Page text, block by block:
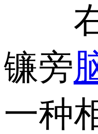
右
镰旁
一种